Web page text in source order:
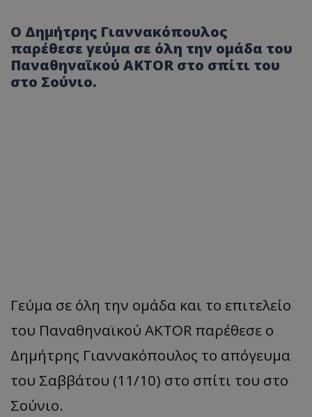
Ο Δημήτρης Γιαννακόπουλος
παρέθεσε γεύμα σε όλη την ομάδα του
Παναθηναϊκού AKTOR στο σπίτι του
στο Σούνιο.
Γεύμα σε όλη την ομάδα και το επιτελείο
του Παναθηναϊκού AKTOR παρέθεσε ο
Δημήτρης Γιαννακόπουλος το απόγευμα
του Σαββάτου (11/10) στο σπίτι του στο
Σούνιο.